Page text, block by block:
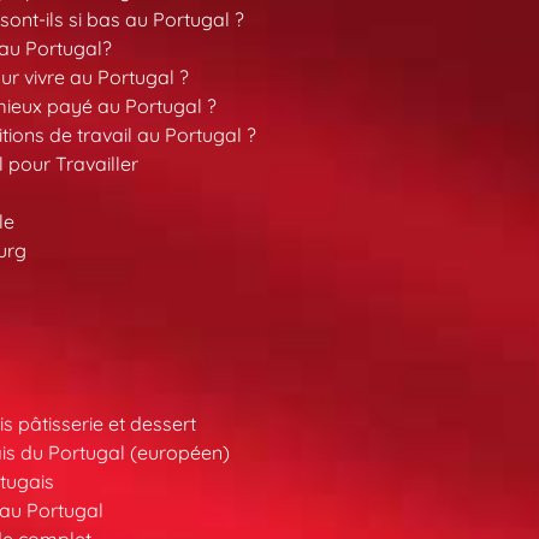
ils si bas au Portugal ?
Portugal?
vivre au Portugal ?
payé au Portugal ?
de travail au Portugal ?
pour Travailler
pâtisserie et dessert
du Portugal (européen)
Portugal